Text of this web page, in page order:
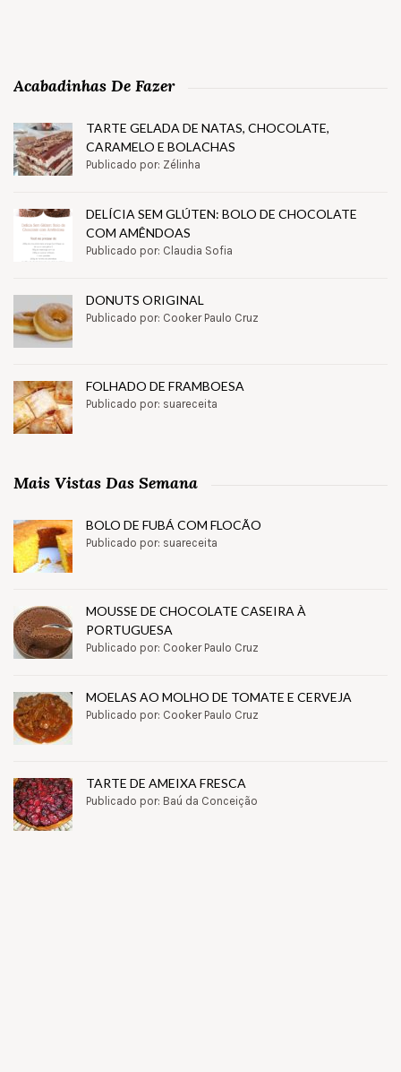
Acabadinhas De Fazer
TARTE GELADA DE NATAS, CHOCOLATE,
CARAMELO E BOLACHAS
Publicado por: Zélinha
DELÍCIA SEM GLÚTEN: BOLO DE CHOCOLATE
COM AMÊNDOAS
Publicado por: Claudia Sofia
DONUTS ORIGINAL
Publicado por: Cooker Paulo Cruz
FOLHADO DE FRAMBOESA
Publicado por: suareceita
Mais Vistas Das Semana
BOLO DE FUBÁ COM FLOCÃO
Publicado por: suareceita
MOUSSE DE CHOCOLATE CASEIRA À
PORTUGUESA
Publicado por: Cooker Paulo Cruz
MOELAS AO MOLHO DE TOMATE E CERVEJA
Publicado por: Cooker Paulo Cruz
TARTE DE AMEIXA FRESCA
Publicado por: Baú da Conceição